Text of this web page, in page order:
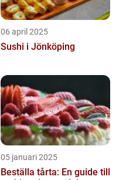
06 april 2025
Sushi i Jönköping
05 januari 2025
Beställa tårta: En guide till